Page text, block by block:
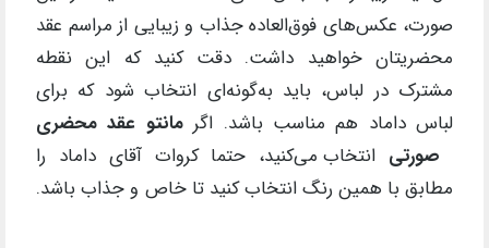
صورت، عکس‌های فوق‌العاده جذاب و زیبایی از مراسم عقد
محضریتان خواهید داشت. دقت کنید که این نقطه
مشترک در لباس، باید به‌گونه‌ای انتخاب شود که برای
لباس داماد هم مناسب باشد. اگرمانتو عقد محضری
صورتی انتخاب می‌کنید، حتما کروات آقای داماد را
مطابق با همین رنگ انتخاب کنید تا خاص و جذاب باشد.